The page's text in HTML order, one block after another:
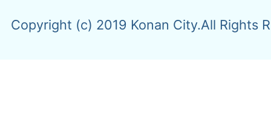
Copyright (c) 2019 Konan City.All Rights